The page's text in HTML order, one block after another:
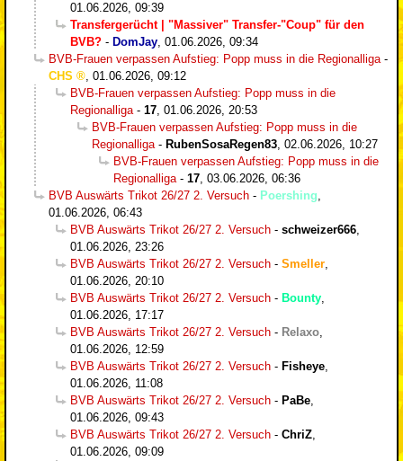
01.06.2026, 09:39
Transfergerücht | "Massiver" Transfer-"Coup" für den
BVB? - DomJay, 01.06.2026, 09:34
BVB-Frauen verpassen Aufstieg: Popp muss in die Regionalliga-
CHS
, 01.06.2026, 09:12
BVB-Frauen verpassen Aufstieg: Popp muss in die
Regionalliga- 17, 01.06.2026, 20:53
BVB-Frauen verpassen Aufstieg: Popp muss in die
Regionalliga- RubenSosaRegen83, 02.06.2026, 10:27
BVB-Frauen verpassen Aufstieg: Popp muss in die
Regionalliga- 17, 03.06.2026, 06:36
BVB Auswärts Trikot 26/27 2. Versuch - Poershing,
01.06.2026, 06:43
BVB Auswärts Trikot 26/27 2. Versuch - schweizer666,
01.06.2026, 23:26
BVB Auswärts Trikot 26/27 2. Versuch - Smeller,
01.06.2026, 20:10
BVB Auswärts Trikot 26/27 2. Versuch - Bounty,
01.06.2026, 17:17
BVB Auswärts Trikot 26/27 2. Versuch - Relaxo,
01.06.2026, 12:59
BVB Auswärts Trikot 26/27 2. Versuch - Fisheye,
01.06.2026, 11:08
BVB Auswärts Trikot 26/27 2. Versuch - PaBe,
01.06.2026, 09:43
BVB Auswärts Trikot 26/27 2. Versuch - ChriZ,
01.06.2026, 09:09